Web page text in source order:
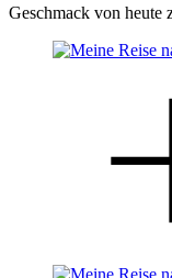
Geschmack von heute